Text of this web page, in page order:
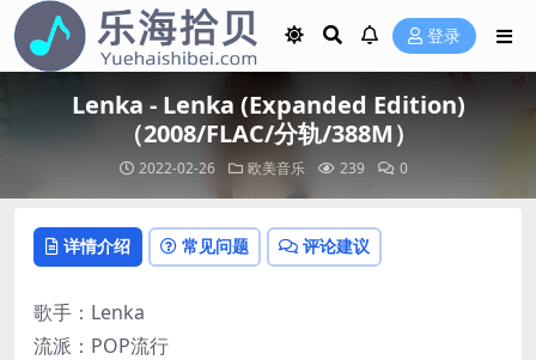
登录
Lenka - Lenka (Expanded Edition)
（2008/FLAC/分轨/388M）
2022-02-26 欧美音乐 239 0
详情介绍 常见问题 评论建议
歌手：Lenka
流派：POP流行